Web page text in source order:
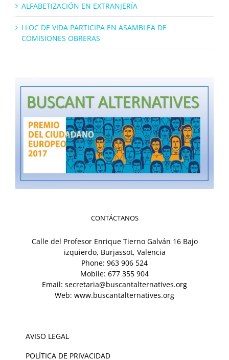
ALFABETIZACIÓN EN EXTRANJERÍA
LLOC DE VIDA PARTICIPA EN ASAMBLEA DE
COMISIONES OBRERAS
CONTÁCTANOS
Calle del Profesor Enrique Tierno Galván 16 Bajo
izquierdo, Burjassot, Valencia
Phone: 963 906 524
Mobile: 677 355 904
Email: secretaria@buscantalternatives.org
Web: www.buscantalternatives.org
AVISO LEGAL
POLÍTICA DE PRIVACIDAD